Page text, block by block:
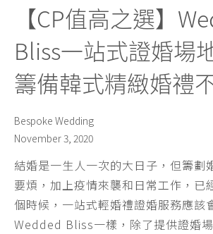
Bespoke Wedding
November 3, 2020
【CP值高之選】
Bliss一站式證婚場
籌備韓式精緻婚禮
結婚是一生人一次的大日子，但籌劃
要煩，加上疫情來襲和日常工作，
個時候，一站式輕婚禮證婚服務應該
Wedded Bliss一樣，除了提供證婚